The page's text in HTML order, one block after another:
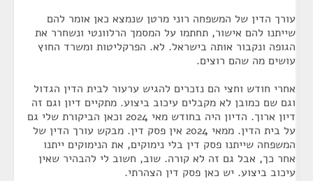
עורך הדין של המשפחה רוני מרטן שנמצא כאן אומר להם
שייתנו להם אישור, תחתמו על המסמך הרלוונטי ונשחרר את
הגופה ונקבור אותה בישראל. לא. הפרקליטות ומשרד החוץ
עושים מה שהם רוצים.
אחרי חודש וחצי הם נזכרים להגיש ערעור לבית הדין הגדול
וגם שם כמובן לא מקבלים עיכוב ביצוע. מתקיים דיון וגם זה
דיון ארוך. הדיון היה בחודש מאי 2024 וכאן הביקורת שלי גם
על בית הדין. ממאי 2024 אין פסק דין. מבקש עורך הדין של
המשפחה שייתנו פסק דין בלי נימוקים, את הנימוקים ייתנו
אחר כך, אבל גם זה לא קורה. שוב, חשוב לי להבהיר שאין
עיכוב ביצוע. יש כאן פסק דין הצהרתי.